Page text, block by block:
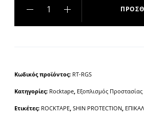
e
n
a
Κωδικός προϊόντος: RT-RGS
Κατηγορίες: Rocktape, Εξοπλισμός Προστασίας
Ετικέτες: ROCKTAPE, SHIN PROTECTION,